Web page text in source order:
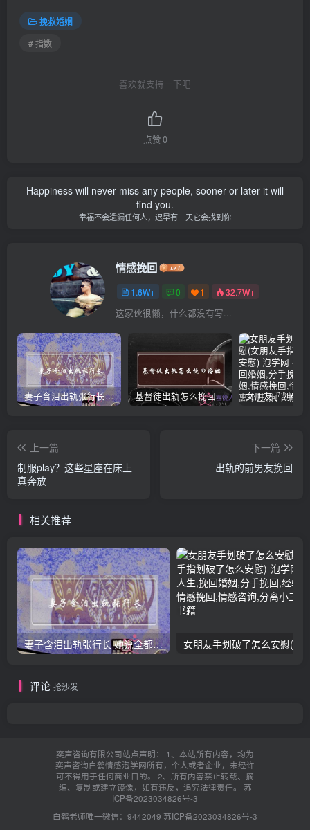
挽救婚姻
# 指数
喜欢就支持一下吧
点赞0
Happiness will never miss any people, sooner or later it will
find you.
幸福不会遗漏任何人，迟早有一天它会找到你
情感挽回
1.6W+ 0 1 32.7W+
这家伙很懒，什么都没有写...
妻子含泪出轨张行长 她说全都是因为家中 基督徒出轨怎么挽回婚姻(基督徒面对出轨婚姻)
上一篇
制服play？这些星座在床上
真奔放
下一篇
出轨的前男友挽回
相关推荐
妻子含泪出轨张行长 她说全都是因为家中
评论 抢沙发
奕声咨询有限公司站点声明： 1、本站所有内容，均为
奕声咨询白鹤情感泡学网所有，个人或者企业，未经许
可不得用于任何商业目的。 2、所有内容禁止转载、摘
编、复制或建立镜像，如有违反，追究法律责任。 苏
ICP备2023034826号-3
白鹤老师唯一微信：9442049 苏ICP备2023034826号-3